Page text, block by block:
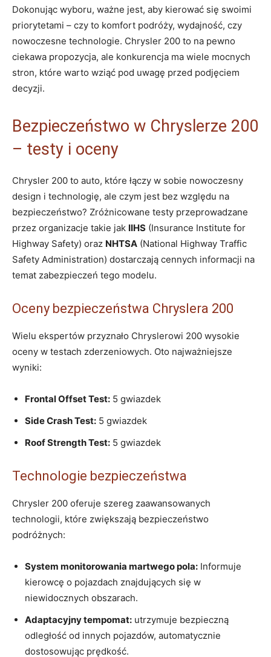
Dokonując wyboru, ważne jest, aby kierować się swoimi
priorytetami – czy to komfort podróży, wydajność, czy
nowoczesne technologie. Chrysler 200 to na pewno
ciekawa propozycja, ale konkurencja ma wiele mocnych
stron, które warto wziąć pod uwagę przed podjęciem
decyzji.
Bezpieczeństwo w Chryslerze 200
– testy i oceny
Chrysler 200 to auto, które łączy w sobie nowoczesny
design i technologię, ale czym jest bez względu na
bezpieczeństwo? Zróżnicowane testy przeprowadzane
przez organizacje takie jak IIHS (Insurance Institute for
Highway Safety) oraz NHTSA (National Highway Traffic
Safety Administration) dostarczają cennych informacji na
temat zabezpieczeń tego modelu.
Oceny bezpieczeństwa Chryslera 200
Wielu ekspertów przyznało Chryslerowi 200 wysokie
oceny w testach zderzeniowych. Oto najważniejsze
wyniki:
Frontal Offset Test: 5 gwiazdek
Side Crash Test: 5 gwiazdek
Roof Strength Test: 5 gwiazdek
Technologie bezpieczeństwa
Chrysler 200 oferuje szereg zaawansowanych
technologii, które zwiększają bezpieczeństwo
podróżnych:
System monitorowania martwego pola: Informuje
kierowcę o pojazdach znajdujących się w
niewidocznych obszarach.
Adaptacyjny tempomat: utrzymuje bezpieczną
odległość od innych pojazdów, automatycznie
dostosowując prędkość.